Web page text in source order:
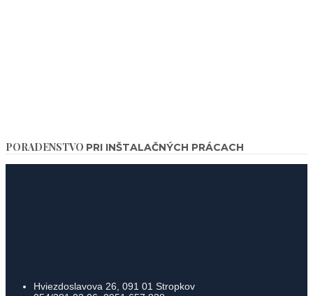
PORADENSTVO PRI INŠTALAČNÝCH PRÁCACH
Hviezdoslavova 26, 091 01 Stropkov